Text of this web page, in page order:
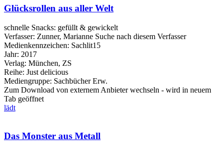
Glücksrollen aus aller Welt
schnelle Snacks: gefüllt & gewickelt
Verfasser: Zunner, Marianne Suche nach diesem Verfasser
Medienkennzeichen: Sachlit15
Jahr: 2017
Verlag: München, ZS
Reihe: Just delicious
Mediengruppe: Sachbücher Erw.
Zum Download von externem Anbieter wechseln - wird in neuem
Tab geöffnet
lädt
Das Monster aus Metall